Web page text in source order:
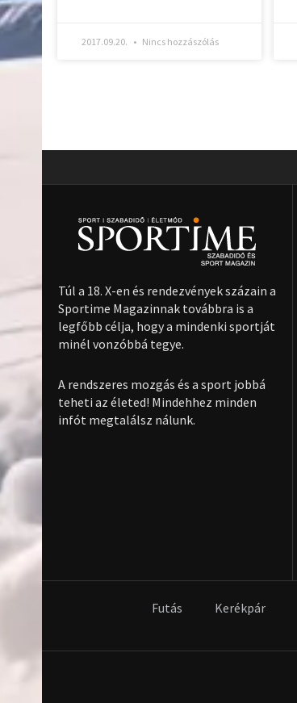
2017.09.20. Nincs hozzászólás
Túl a 18. X-en és rendezvények százain a
Sportime Magazinnak továbbra is a
legfőbb célja, hogy a mindenki sportját
minél vonzóbbá tegye.
A rendszeres mozgás és a sport jobbá
teheti az életed! Mindehhez minden
infót megtalálsz nálunk.
Futás Kerékpár